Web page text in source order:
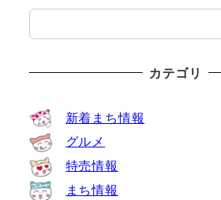
カテゴリ
新着まち情報
グルメ
特売情報
まち情報